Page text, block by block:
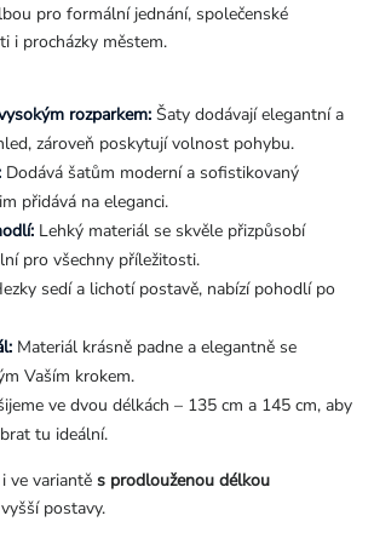
pro formální jednání, společenské
i procházky městem.
rozparkem: Šaty dodávají elegantní a
zároveň poskytují volnost pohybu.
Dodává šatům moderní a sofistikovaný
přidává na eleganci.
Lehký materiál se skvěle přizpůsobí
pro všechny příležitosti.
sedí a lichotí postavě, nabízí pohodlí po
Materiál krásně padne a elegantně se
Vaším krokem.
ve dvou délkách – 135 cm a 145 cm, aby
tu ideální.
ve variantě s prodlouženou délkou
postavy.